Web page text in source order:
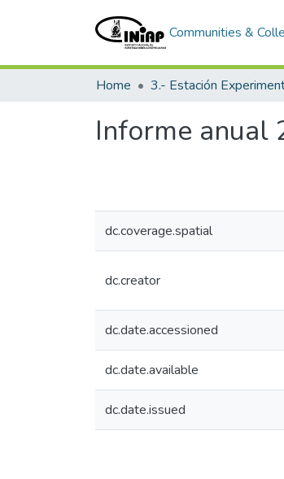
Communities &
Home
Informe anual
dc.coverage.spatial
dc.creator
dc.date.accessioned
dc.date.available
dc.date.issued